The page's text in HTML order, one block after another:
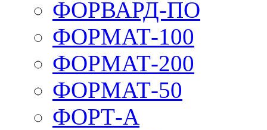
ФОРВАРД-ПО
ФОРМАТ-100
ФОРМАТ-200
ФОРМАТ-50
ФОРТ-А